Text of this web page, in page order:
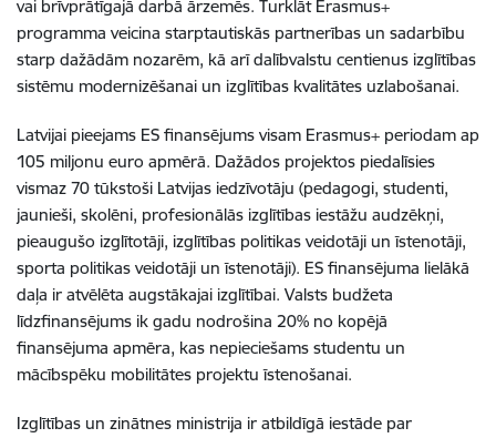
vai brīvprātīgajā darbā ārzemēs. Turklāt Erasmus+
programma veicina starptautiskās partnerības un sadarbību
starp dažādām nozarēm, kā arī dalībvalstu centienus izglītības
sistēmu modernizēšanai un izglītības kvalitātes uzlabošanai.
Latvijai pieejams ES finansējums visam Erasmus+ periodam ap
105 miljonu euro apmērā. Dažādos projektos piedalīsies
vismaz 70 tūkstoši Latvijas iedzīvotāju (pedagogi, studenti,
jaunieši, skolēni, profesionālās izglītības iestāžu audzēkņi,
pieaugušo izglītotāji, izglītības politikas veidotāji un īstenotāji,
sporta politikas veidotāji un īstenotāji). ES finansējuma lielākā
daļa ir atvēlēta augstākajai izglītībai. Valsts budžeta
līdzfinansējums ik gadu nodrošina 20% no kopējā
finansējuma apmēra, kas nepieciešams studentu un
mācībspēku mobilitātes projektu īstenošanai.
Izglītības un zinātnes ministrija ir atbildīgā iestāde par